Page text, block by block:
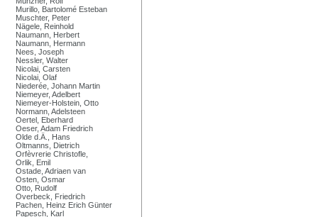
Murillo, Bartolomé Esteban
Muschter, Peter
Nägele, Reinhold
Naumann, Herbert
Naumann, Hermann
Nees, Joseph
Nessler, Walter
Nicolai, Carsten
Nicolai, Olaf
Niederée, Johann Martin
Niemeyer, Adelbert
Niemeyer-Holstein, Otto
Normann, Adelsteen
Oertel, Eberhard
Oeser, Adam Friedrich
Olde d.Ä., Hans
Oltmanns, Dietrich
Orfèvrerie Christofle,
Orlik, Emil
Ostade, Adriaen van
Osten, Osmar
Otto, Rudolf
Overbeck, Friedrich
Pachen, Heinz Erich Günter
Papesch, Karl